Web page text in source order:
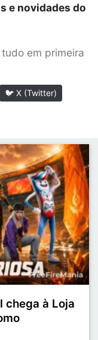
e novidades do
em primeira
🐦 X (Twitter)
chega à Loja